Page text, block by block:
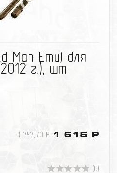
Man Emu) для
г.), шт
1 757,70 Р 1 615 Р
(0)